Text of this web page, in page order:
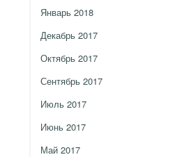
Январь 2018
Декабрь 2017
Октябрь 2017
Сентябрь 2017
Июль 2017
Июнь 2017
Май 2017